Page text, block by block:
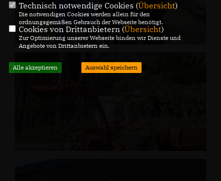
Technisch notwendige Cookies (Übersicht)
Die notwendigen Cookies werden allein für den
ordnungsgemäßen Gebrauch der Webseite benötigt.
Cookies von Drittanbietern (Übersicht)
Zur Optimierung unserer Webseite binden wir Dienste und
Angebote von Drittanbietern ein.
Alle akzeptieren Auswahl speichern